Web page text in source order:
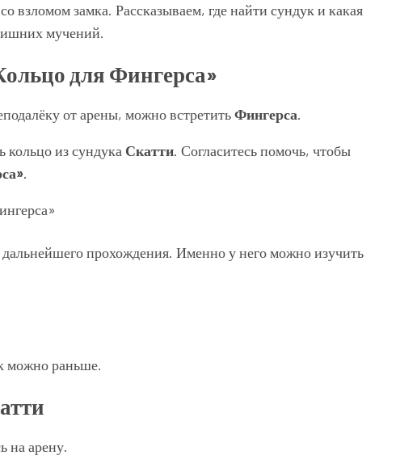
взломом замка. Рассказываем, где найти сундук и какая
мучений.
для Фингерса»
от арены, можно встретитьФингерса.
кольцо из сундука Скатти. Согласитесь помочь, чтобы
.
прохождения. Именно у него можно изучить
можно раньше.
на арену.